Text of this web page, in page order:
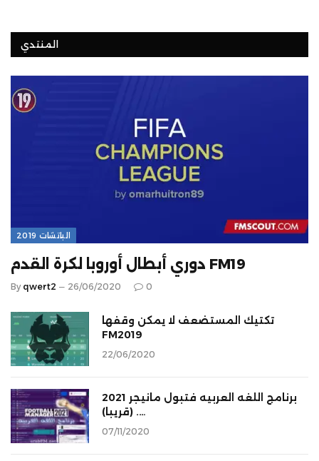
المنتدي
الباتشات 2019
دوري أبطال أوروبا لكرة القدم FM19
By qwert2 26/06/2020 0
تكتيك المستضعف لا يمكن وقفها
FM2019
22/06/2020
برنامج اللغه العربيه فتبول مانيجر 2021
…. (قريبا)
07/11/2020